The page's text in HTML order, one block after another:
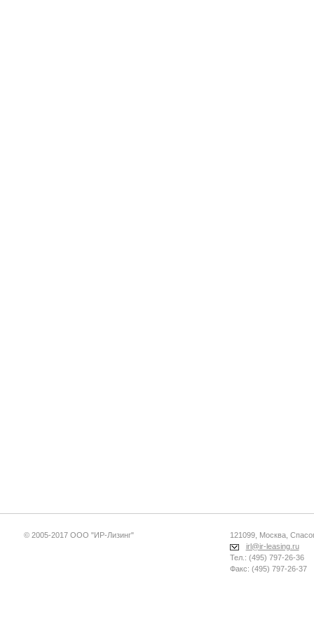
© 2005-2017 ООО "ИР-Лизинг"
121099, Москва,
irl@ir-leasing.ru
Тел.: (495) 797-26-36
Факс: (495) 797-26-37